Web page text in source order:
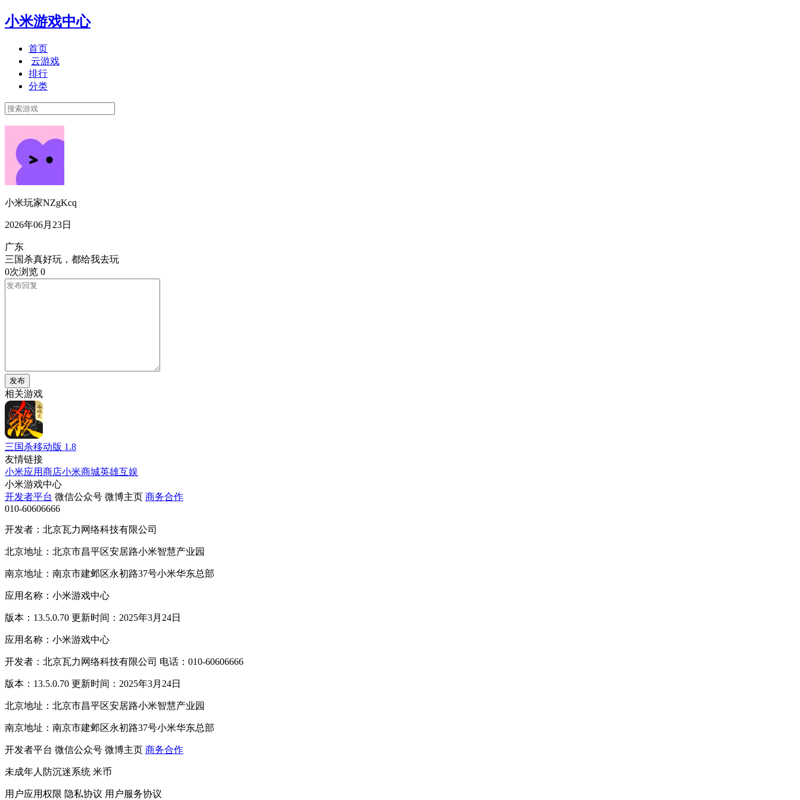
小米游戏中心
首页
云游戏
排行
分类
小米玩家NZgKcq
2026年06月23日
广东
三国杀真好玩，都给我去玩
0次浏览 0
发布
相关游戏
三国杀移动版 1.8
友情链接
小米应用商店小米商城英雄互娱
小米游戏中心
开发者平台 微信公众号 微博主页 商务合作
010-60606666
开发者：北京瓦力网络科技有限公司
北京地址：北京市昌平区安居路小米智慧产业园
南京地址：南京市建邺区永初路37号小米华东总部
应用名称：小米游戏中心
版本：13.5.0.70 更新时间：2025年3月24日
应用名称：小米游戏中心
开发者：北京瓦力网络科技有限公司 电话：010-60606666
版本：13.5.0.70 更新时间：2025年3月24日
北京地址：北京市昌平区安居路小米智慧产业园
南京地址：南京市建邺区永初路37号小米华东总部
开发者平台 微信公众号 微博主页 商务合作
未成年人防沉迷系统 米币
用户应用权限 隐私协议 用户服务协议